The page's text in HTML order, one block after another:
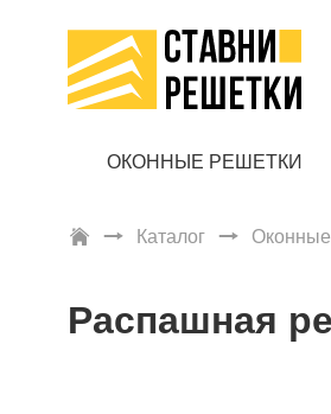
ОКОННЫЕ РЕШЕТКИ
Каталог
Распашная